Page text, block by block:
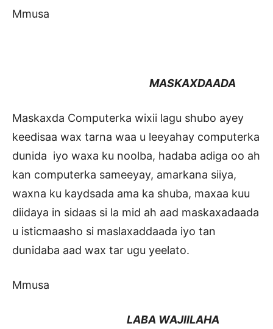
Mmusa
MASKAXDAADA
Maskaxda Computerka wixii lagu shubo ayey
keedisaa wax tarna waa u leeyahay computerka
dunida iyo waxa ku noolba, hadaba adiga oo ah
kan computerka sameeyay, amarkana siiya,
waxna ku kaydsada ama ka shuba, maxaa kuu
diidaya in sidaas si la mid ah aad maskaxadaada
u isticmaasho si maslaxaddaada iyo tan
dunidaba aad wax tar ugu yeelato.
Mmusa
LABA WAJIILAHA